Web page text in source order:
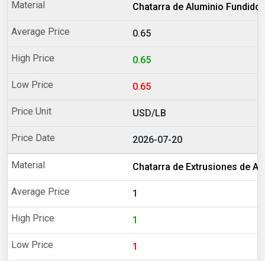
Chatarra de Aluminio Fundido
0.65
0.65
0.65
USD/LB
2026-07-20
Chatarra de Extrusiones de
1
1
1